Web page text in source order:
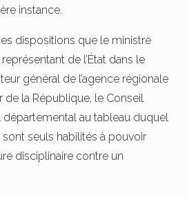
instance.
dispositions que le ministre
de l’État dans le
général de l’agence régionale
de la République, le Conseil
départemental au tableau duquel
seuls habilités à pouvoir
disciplinaire contre un